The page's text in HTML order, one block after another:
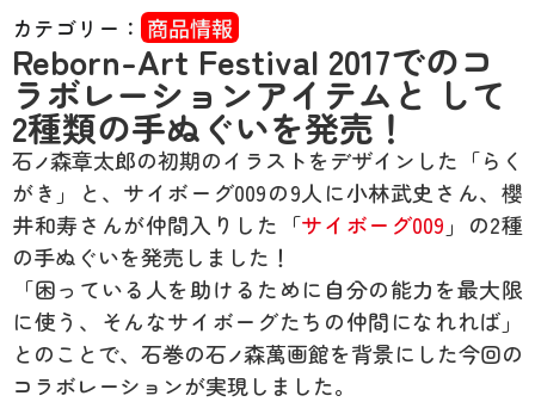
カテゴリー： 商品情報
Reborn-Art Festival 2017でのコ
ラボレーションアイテムと して
2種類の手ぬぐいを発売！
石ノ森章太郎の初期のイラストをデザインした「らく
がき」と、サイボーグ009の9人に小林武史さん、櫻
井和寿さんが仲間入りした「サイボーグ009 」の2種
の手ぬぐいを発売しました！
「困っている人を助けるために自分の能力を最大限
に使う、そんなサイボーグたちの仲間になれれば」
とのことで、石巻の石ノ森萬画館を背景にした今回の
コラボレーションが実現しました。